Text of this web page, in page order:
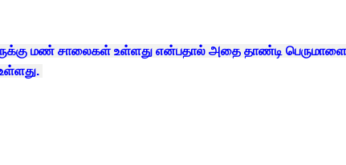
மண் சாலைகள் உள்ளது என்பதால் அதை தாண்டி பெருமாளை